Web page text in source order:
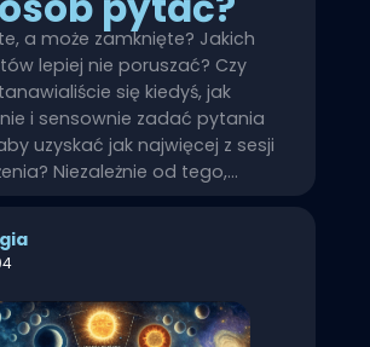
a może zamknięte? Jakich
lepiej nie poruszać? Czy
się kiedyś, jak
i sensownie zadać pytania
uzyskać jak najwięcej z sesji
Niezależnie od tego,…